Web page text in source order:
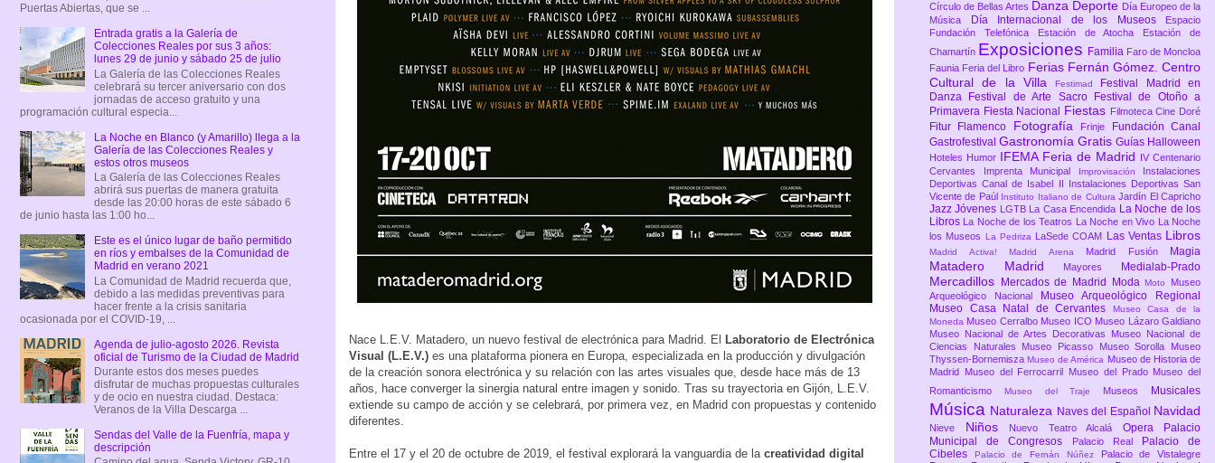
Nace L.E.V. Matadero, un nuevo festival de electrónica para Madrid. El
Laboratorio de Electrónica
Visual (L.E.V.) es una plataforma pionera en Europa, especializada en la producción y divulgación
de la creación sonora electrónica y su relación con las artes visuales que, desde hace más de 13
años, hace converger la sinergia natural entre imagen y sonido. Tras su trayectoria en Gijón, L.E.V.
extiende su campo de acción y se celebrará, por primera vez, en Madrid con propuestas y contenido
diferentes.
Entre el 17 y el 20 de octubre de 2019, el festival explorará la vanguardia de la creatividad digital
Puertas Abiertas, que se ...
Entrada gratis a la Galería de
Colecciones Reales por sus 3 años:
lunes 29 de junio y sábado 25 de julio
La Galería de las Colecciones Reales
celebrará su tercer aniversario con dos
jornadas de acceso gratuito y una
programación cultural especia...
La Noche en Blanco (y Amarillo) llega a la
Galería de las Colecciones Reales y
estos otros museos
La Galería de las Colecciones Reales
abrirá sus puertas de manera gratuita
desde las 20:00 horas de este sábado 6
de junio hasta las 1:00 ho...
Este es el único lugar de baño permitido
en ríos y embalses de la Comunidad de
Madrid en verano 2021
La Comunidad de Madrid recuerda que,
debido a las medidas preventivas para
hacer frente a la crisis sanitaria
ocasionada por el COVID-19, ...
Agenda de julio-agosto 2026. Revista
oficial de Turismo de la Ciudad de Madrid
Durante estos dos meses puedes
disfrutar de muchas propuestas culturales
y de ocio en nuestra ciudad. Destaca:
Veranos de la Villa Descarga ...
Sendas del Valle de la Fuenfría, mapa y
descripción
Círculo de Bellas Artes Danza Deporte Día Europeo de la
Música
Día Internacional de los Museos
Espacio
Fundación Telefónica
Estación de Atocha
Estación de
Chamartín Exposiciones Familia Faro de Moncloa
Faunia Feria del Libro Ferias Fernán Gómez. Centro
Cultural de la VillaFestimad
Festival Madrid en
Danza
Festival de Arte Sacro
Festival de Otoño a
Primavera Fiesta Nacional Fiestas Filmoteca Cine Doré
Fitur Flamenco Fotografía Frinje
Fundación Canal
Gastrofestival Gastronomía Gratis Guías Halloween
Hoteles Humor IFEMA Feria de Madrid
IV Centenario
Cervantes
Imprenta Municipal Improvisación
Instalaciones
Deportivas Canal de Isabel II
Instalaciones Deportivas San
Vicente de Paúl
Instituto Italiano de CulturaJardín El Capricho
JazzJóvenes LGTB La Casa Encendida La Noche de los
Libros
La Noche de los Teatros La Noche en Vivo
La Noche
los Museos
La Pedriza LaSede COAM Las Ventas Libros
Madrid Activa! Madrid Arena Madrid Fusión Magia
Matadero Madrid Mayores Medialab-Prado
Mercadillos Mercados de Madrid ModaMoto Museo
Arqueológico Nacional
Museo Arqueológico Regional
Museo Casa Natal de Cervantes
Museo Casa de la
Moneda Museo Cerralbo Museo ICO Museo Lázaro Galdiano
Museo Nacional de Artes Decorativas Museo Nacional de
Ciencias Naturales Museo Picasso Museo Sorolla Museo
Thyssen-BornemiszaMuseo de América Museo de Historia de
Madrid
Museo del Ferrocarril Museo del Prado Museo del
Romanticismo
Museo del Traje Museos Musicales
Música Naturaleza Naves del Español Navidad
Nieve Niños Nuevo Teatro Alcalá Opera
Palacio
Municipal de Congresos
Palacio Real
Palacio de
Cibeles
Palacio de Fernán Núñez Palacio de Vistalegre